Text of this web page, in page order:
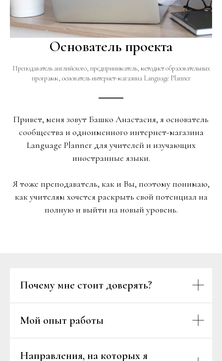
Основатель проекта
Преподаватель английского, предприниматель, методист образовательных
программ, основатель интернет-магазина Language Planner
Привет, меня зовут Башко Анастасия, я основатель
сообщества и одноименного интернет-магазина
Language Planner для учителей и изучающих
иностранные языки.
Я тоже преподаватель, как и Вы, поэтому понимаю,
как учителям хочется раскрыть свой потенциал на
полную и выйти на новый уровень.
Почему мне стоит доверять?
Мой опыт работы
Направления, на которых я